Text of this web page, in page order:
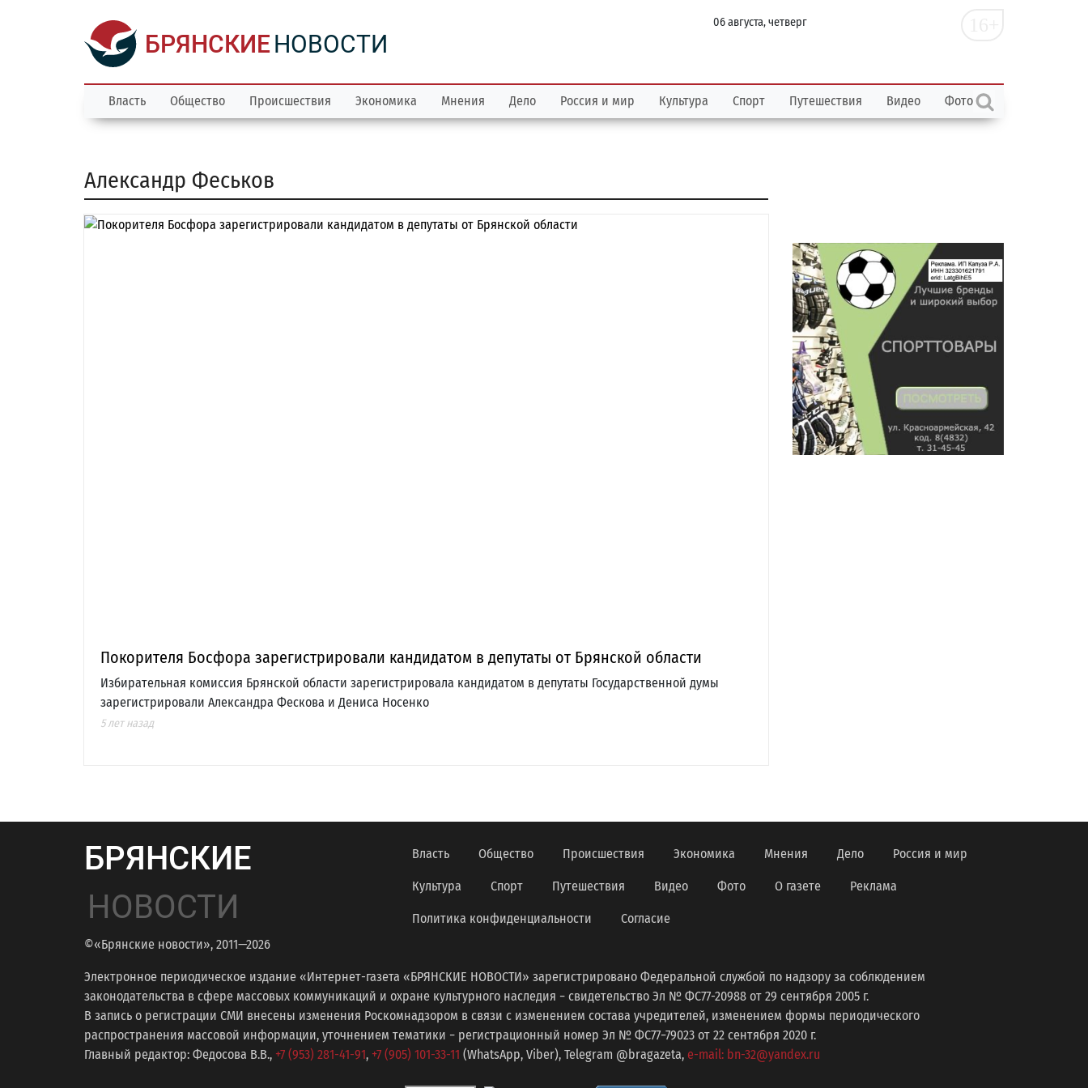
БРЯНСКИЕНОВОСТИ
06 августа, четверг
Власть Общество Происшествия Экономика Мнения Дело Россия и мир Культура Спорт Путешествия Видео Фото
Александр Феськов
Покорителя Босфора зарегистрировали кандидатом в депутаты от Брянской области
Избирательная комиссия Брянской области зарегистрировала кандидатом в депутаты Государственной думы
зарегистрировали Александра Фескова и Дениса Носенко
5 лет назад
БРЯНСКИЕ
НОВОСТИ
©«Брянские новости», 2011—2026
Власть Общество Происшествия Экономика Мнения Дело Россия и мир
Культура Спорт Путешествия Видео Фото О газете Реклама
Политика конфиденциальности Согласие
Электронное периодическое издание «Интернет-газета «БРЯНСКИЕ НОВОСТИ» зарегистрировано Федеральной службой по надзору за соблюдением
законодательства в сфере массовых коммуникаций и охране культурного наследия − свидетельство Эл № ФС77-20988 от 29 сентября 2005 г.
В запись о регистрации СМИ внесены изменения Роскомнадзором в связи с изменением состава учредителей, изменением формы периодического
распространения массовой информации, уточнением тематики − регистрационный номер Эл № ФС77−79023 от 22 сентября 2020 г.
Главный редактор: Федосова В.В., +7 (953) 281-41-91, +7 (905) 101-33-11 (WhatsApp, Viber), Telegram @bragazeta, e-mail: bn-32@yandex.ru